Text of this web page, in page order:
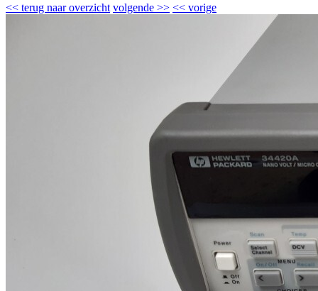
<< terug naar overzicht volgende >> << vorige